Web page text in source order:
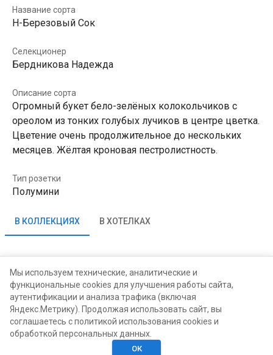
Название сорта
Н-Березовый Сок
Селекционер
Бердникова Надежда
Описание сорта
Огромный букет бело-зелёных колокольчиков с
ореолом из тонких голубых лучиков в центре цветка.
Цветение очень продолжительное до нескольких
месяцев. Жёлтая кроновая пестролистность.
Тип розетки
Полумини
В КОЛЛЕКЦИЯХ В ХОТЕЛКАХ
Жидкий Горностай Ноль Девять
Ольга Потоцкая
Мы используем технические, аналитические и
функциональные cookies для улучшения работы сайта,
аутентификации и анализа трафика (включая
Яндекс.Метрику). Продолжая использовать сайт, вы
соглашаетесь с политикой использования cookies и
обработкой персональных данных.
ОК